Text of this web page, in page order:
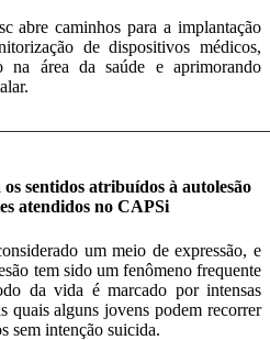
abre caminhos para a implantação
de dispositivos médicos,
na área da saúde e aprimorando
sentidos atribuídos à autolesão
atendidos no CAPSi
um meio de expressão, e
tem sido um fenômeno frequente
da vida é marcado por intensas
quais alguns jovens podem recorrer
sem intenção suicida.